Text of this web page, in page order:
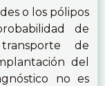
o los pólipos
de
de
del
no es